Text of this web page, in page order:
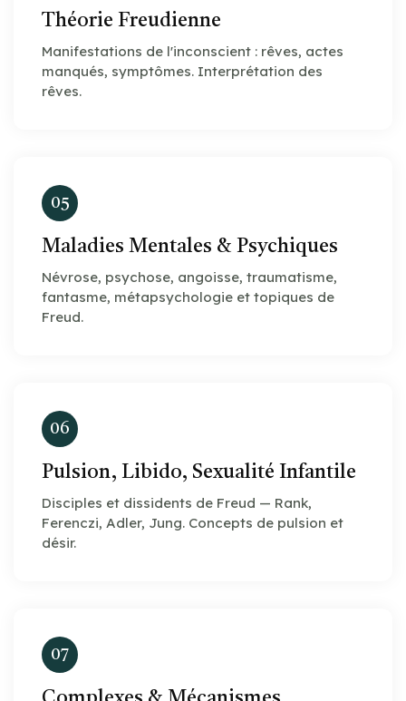
Théorie Freudienne
Manifestations de l'inconscient : rêves, actes
manqués, symptômes. Interprétation des
rêves.
05
Maladies Mentales & Psychiques
Névrose, psychose, angoisse, traumatisme,
fantasme, métapsychologie et topiques de
Freud.
06
Pulsion, Libido, Sexualité Infantile
Disciples et dissidents de Freud — Rank,
Ferenczi, Adler, Jung. Concepts de pulsion et
désir.
07